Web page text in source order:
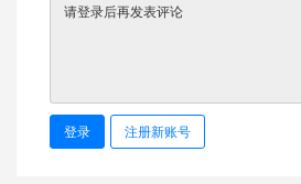
登录 注册新账号